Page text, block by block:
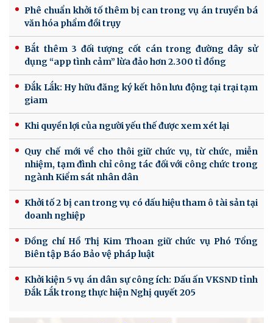
Phê chuẩn khởi tố thêm bị can trong vụ án truyền bá
văn hóa phẩm đồi trụy
Bắt thêm 3 đối tượng cốt cán trong đường dây sử
dụng “app tình cảm” lừa đảo hơn 2.300 tỉ đồng
Đắk Lắk: Hy hữu đăng ký kết hôn lưu động tại trại tạm
giam
Khi quyền lợi của người yếu thế được xem xét lại
Quy chế mới về cho thôi giữ chức vụ, từ chức, miễn
nhiệm, tạm đình chỉ công tác đối với công chức trong
ngành Kiểm sát nhân dân
Khởi tố 2 bị can trong vụ có dấu hiệu tham ô tài sản tại
doanh nghiệp
Đồng chí Hồ Thị Kim Thoan giữ chức vụ Phó Tổng
Biên tập Báo Bảo vệ pháp luật
Khởi kiện 5 vụ án dân sự công ích: Dấu ấn VKSND tỉnh
Đắk Lắk trong thực hiện Nghị quyết 205